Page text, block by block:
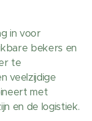
in voor
bekers en
te
veelzijdige
met
en de logistiek.